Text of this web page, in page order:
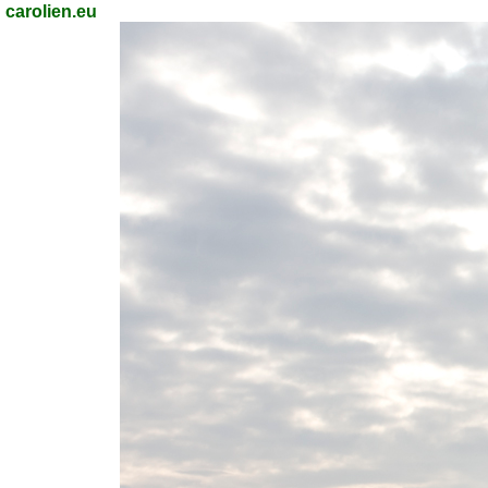
carolien.eu